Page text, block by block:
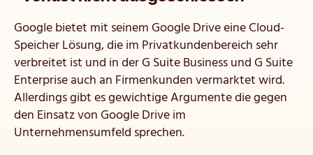
Google bietet mit seinem Google Drive eine Cloud-
Speicher Lösung, die im Privatkundenbereich sehr
verbreitet ist und in der G Suite Business und G Suite
Enterprise auch an Firmenkunden vermarktet wird.
Allerdings gibt es gewichtige Argumente die gegen
den Einsatz von Google Drive im
Unternehmensumfeld sprechen.